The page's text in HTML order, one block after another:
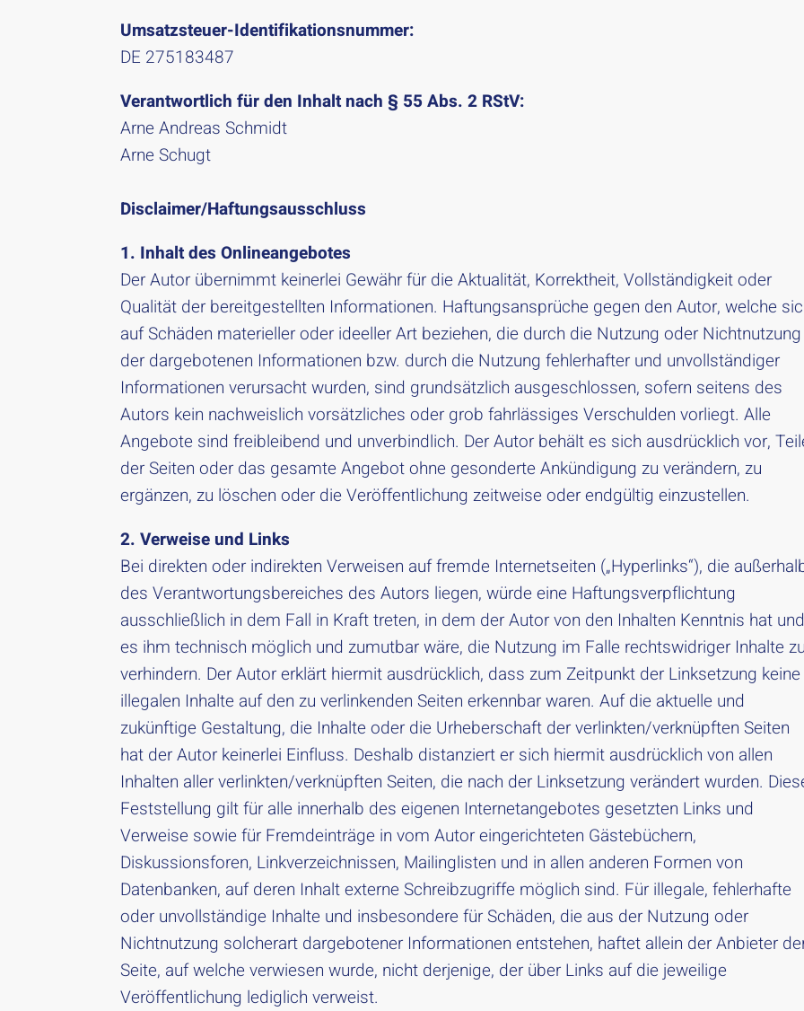
Umsatzsteuer-Identifikationsnummer:
DE 275183487
Verantwortlich für den Inhalt nach § 55 Abs. 2 RStV:
Arne Andreas Schmidt
Arne Schugt
Disclaimer/Haftungsausschluss
1. Inhalt des Onlineangebotes
Der Autor übernimmt keinerlei Gewähr für die Aktualität, Korrektheit, Vollständigkeit oder
Qualität der bereitgestellten Informationen. Haftungsansprüche gegen den Autor, welche
auf Schäden materieller oder ideeller Art beziehen, die durch die Nutzung oder Nichtnutzung
der dargebotenen Informationen bzw. durch die Nutzung fehlerhafter und unvollständiger
Informationen verursacht wurden, sind grundsätzlich ausgeschlossen, sofern seitens des
Autors kein nachweislich vorsätzliches oder grob fahrlässiges Verschulden vorliegt. Alle
Angebote sind freibleibend und unverbindlich. Der Autor behält es sich ausdrücklich vor,
der Seiten oder das gesamte Angebot ohne gesonderte Ankündigung zu verändern, zu
ergänzen, zu löschen oder die Veröffentlichung zeitweise oder endgültig einzustellen.
2. Verweise und Links
Bei direkten oder indirekten Verweisen auf fremde Internetseiten („Hyperlinks“), die
des Verantwortungsbereiches des Autors liegen, würde eine Haftungsverpflichtung
ausschließlich in dem Fall in Kraft treten, in dem der Autor von den Inhalten Kenntnis hat
es ihm technisch möglich und zumutbar wäre, die Nutzung im Falle rechtswidriger Inhalte
verhindern. Der Autor erklärt hiermit ausdrücklich, dass zum Zeitpunkt der Linksetzung keine
illegalen Inhalte auf den zu verlinkenden Seiten erkennbar waren. Auf die aktuelle und
zukünftige Gestaltung, die Inhalte oder die Urheberschaft der verlinkten/verknüpften Seiten
hat der Autor keinerlei Einfluss. Deshalb distanziert er sich hiermit ausdrücklich von allen
Inhalten aller verlinkten/verknüpften Seiten, die nach der Linksetzung verändert wurden.
Feststellung gilt für alle innerhalb des eigenen Internetangebotes gesetzten Links und
Verweise sowie für Fremdeinträge in vom Autor eingerichteten Gästebüchern,
Diskussionsforen, Linkverzeichnissen, Mailinglisten und in allen anderen Formen von
Datenbanken, auf deren Inhalt externe Schreibzugriffe möglich sind. Für illegale, fehlerhafte
oder unvollständige Inhalte und insbesondere für Schäden, die aus der Nutzung oder
Nichtnutzung solcherart dargebotener Informationen entstehen, haftet allein der Anbieter
Seite, auf welche verwiesen wurde, nicht derjenige, der über Links auf die jeweilige
Veröffentlichung lediglich verweist.